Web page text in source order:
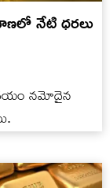
నేటి ధరలు
నమోదైన